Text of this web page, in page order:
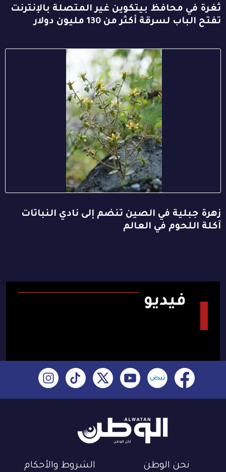
ثغرة في محافظ بيتكوين غير المتصلة بالإنترنت
تفتح الباب لسرقة أكثر من 130 مليون دولار
زهرة جبلية في الصين تنضم إلى نادي النباتات
آكلة اللحوم في العالم
فيديو
نحن الوطن الشروط والأحكام